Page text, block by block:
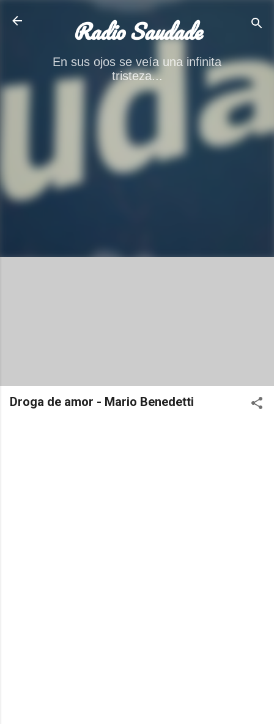
Radio Saudade
En sus ojos se veía una infinita
tristeza...
Droga de amor - Mario Benedetti